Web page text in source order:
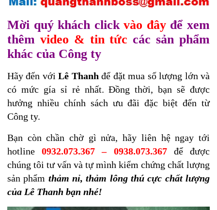
Mời quý khách clickvào đâyđể xem
thêm video & tin tức các sản phẩm
khác của Công ty
Hãy đến với Lê Thanh để đặt mua số lượng lớn và
có mức gía sỉ rẻ nhất. Đồng thời, bạn sẽ được
hưởng nhiều chính sách ưu đãi đặc biệt đến từ
Công ty.
Bạn còn chần chờ gì nửa, hãy liên hệ ngay tới
hotline0932.073.367 – 0938.073.367 để được
chúng tôi tư vấn và tự mình kiểm chứng chất lượng
sản phẩm thảm nỉ, thảm lông thú cực chất lượng
của Lê Thanh bạn nhé!